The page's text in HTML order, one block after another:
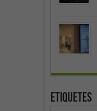
Etiquetes